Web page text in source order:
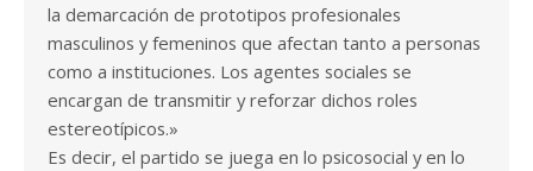
la demarcación de prototipos profesionales
masculinos y femeninos que afectan tanto a personas
como a instituciones. Los agentes sociales se
encargan de transmitir y reforzar dichos roles
estereotípicos.»
Es decir, el partido se juega en lo psicosocial y en lo